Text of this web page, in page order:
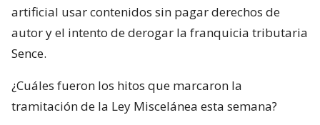
artificial usar contenidos sin pagar derechos de
autor y el intento de derogar la franquicia tributaria
Sence.
¿Cuáles fueron los hitos que marcaron la
tramitación de la Ley Miscelánea esta semana?